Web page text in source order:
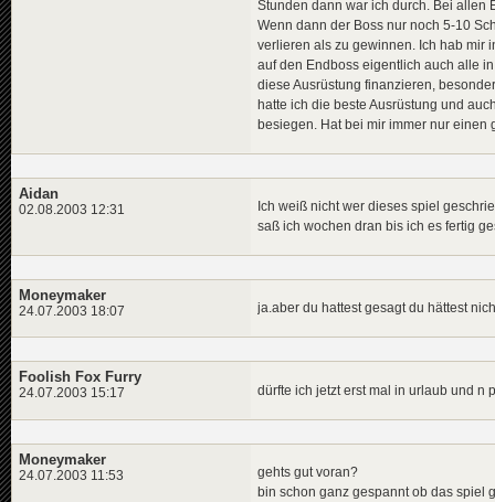
Stunden dann war ich durch. Bei allen
Wenn dann der Boss nur noch 5-10
verlieren als zu gewinnen. Ich hab mir
auf den Endboss eigentlich auch alle
diese Ausrüstung finanzieren,
hatte ich die beste Ausrüstung und
besiegen. Hat bei mir immer nur einen
Aidan
02.08.2003 12:31
Ich weiß nicht wer dieses spiel
saß ich wochen dran bis ich es fertig
Moneymaker
24.07.2003 18:07 ja.aber du hattest gesagt du hättest
Foolish Fox Furry
24.07.2003 15:17 dürfte ich jetzt erst mal in urlaub und n
Moneymaker
24.07.2003 11:53
gehts gut voran?
bin schon ganz gespannt ob das spiel